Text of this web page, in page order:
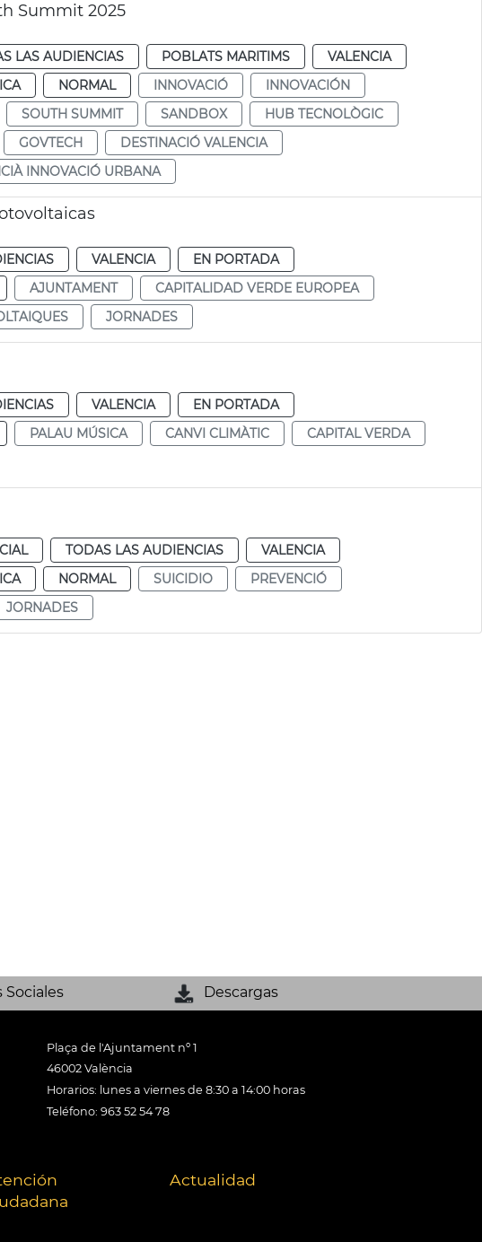
Summit 2025
LAS AUDIENCIAS POBLATS MARITIMS
VALENCIA
NORMAL INNOVACIÓ
INNOVACIÓN
SOUTH SUMMIT SANDBOX
HUB TECNOLÒGIC
GOVTECH
DESTINACIÓ VALENCIA
INNOVACIÓ URBANA
VALENCIA
EN PORTADA
AJUNTAMENT
CAPITALIDAD VERDE EUROPEA
JORNADES
VALENCIA
EN PORTADA
PALAU MÚSICA CANVI CLIMÀTIC
CAPITAL VERDA
TODAS LAS AUDIENCIAS
VALENCIA
NORMAL SUICIDIO
PREVENCIÓ
JORNADES
Sociales Descargas
Plaça de l'Ajuntament nº 1
46002 València
Horarios: lunes a viernes de 8:30 a 14:00 horas
Teléfono: 963 52 54 78
Actualidad